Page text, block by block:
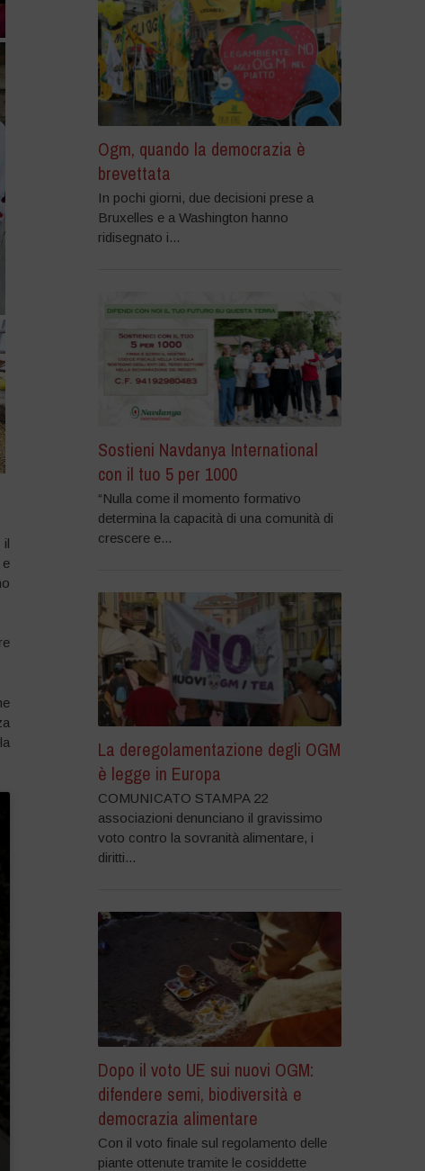
il
e
Ogm, quando la democrazia è
brevettata
In pochi giorni, due decisioni prese a
Bruxelles e a Washington hanno
ridisegnato i...
Sostieni Navdanya International
con il tuo 5 per 1000
“Nulla come il momento formativo
determina la capacità di una comunità di
crescere e...
La deregolamentazione degli OGM
è legge in Europa
COMUNICATO STAMPA 22
associazioni denunciano il gravissimo
voto contro la sovranità alimentare, i
diritti...
Dopo il voto UE sui nuovi OGM:
difendere semi, biodiversità e
democrazia alimentare
Con il voto finale sul regolamento delle
piante ottenute tramite le cosiddette